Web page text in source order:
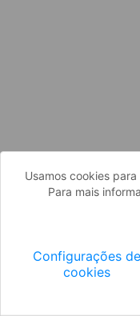
Usamos cookies
Para mais
Configurações de
cookies